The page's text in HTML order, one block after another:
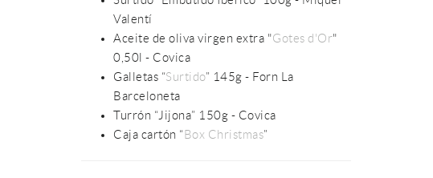
Valentí
Aceite de oliva virgen extra "Gotes d'Or"
0,50l - Covica
Galletas “Surtido” 145g - Forn La
Barceloneta
Turrón “Jijona” 150g - Covica
Caja cartón “Box Christmas”